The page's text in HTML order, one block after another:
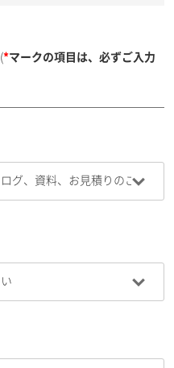
(*マークの項目は、必ずご入力